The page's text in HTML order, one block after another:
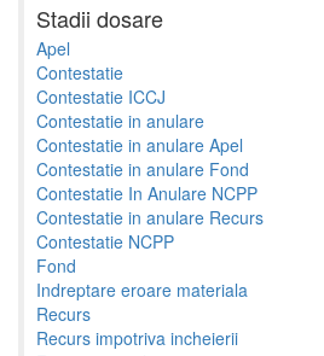
Stadii dosare
Apel
Contestatie
Contestatie ICCJ
Contestatie in anulare
Contestatie in anulare Apel
Contestatie in anulare Fond
Contestatie In Anulare NCPP
Contestatie in anulare Recurs
Contestatie NCPP
Fond
Indreptare eroare materiala
Recurs
Recurs impotriva incheierii